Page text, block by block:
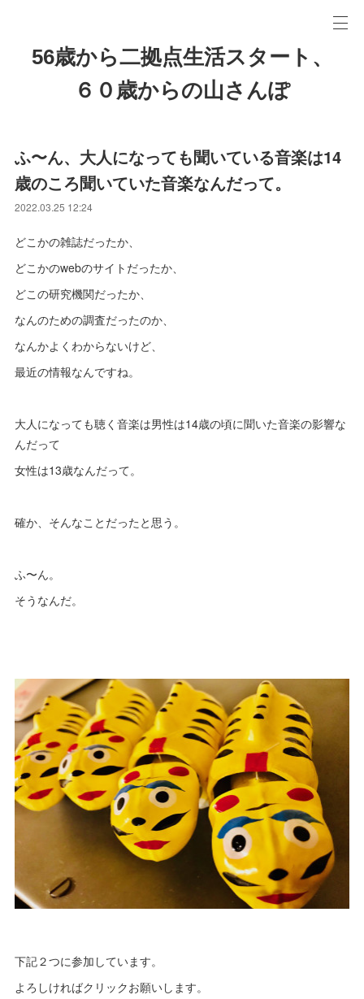
56歳から二拠点生活スタート、
６０歳からの山さんぽ
ふ〜ん、大人になっても聞いている音楽は14
歳のころ聞いていた音楽なんだって。
2022.03.25 12:24
どこかの雑誌だったか、
どこかのwebのサイトだったか、
どこの研究機関だったか、
なんのための調査だったのか、
なんかよくわからないけど、
最近の情報なんですね。
大人になっても聴く音楽は男性は14歳の頃に聞いた音楽の影響な
んだって
女性は13歳なんだって。
確か、そんなことだったと思う。
ふ〜ん。
そうなんだ。
下記２つに参加しています。
よろしければクリックお願いします。